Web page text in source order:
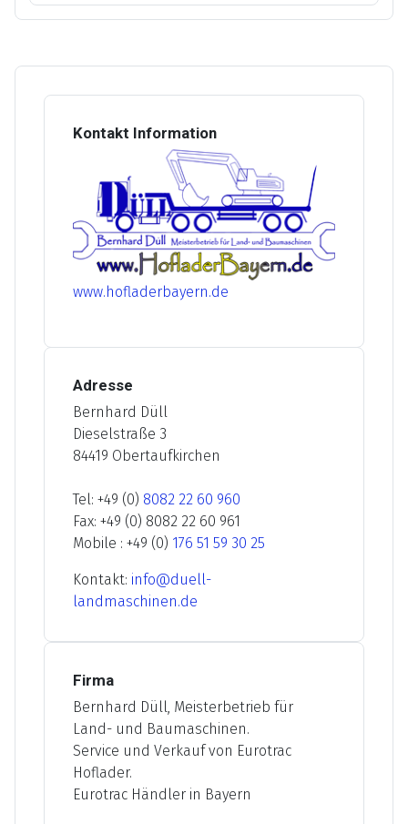
Kontakt Information
www.hofladerbayern.de
Adresse
Bernhard Düll
Dieselstraße 3
84419 Obertaufkirchen
Tel: +49 (0) 8082 22 60 960
Fax: +49 (0) 8082 22 60 961
Mobile : +49 (0) 176 51 59 30 25
Kontakt: info@duell-
landmaschinen.de
Firma
Bernhard Düll, Meisterbetrieb für
Land- und Baumaschinen.
Service und Verkauf von Eurotrac
Hoflader.
Eurotrac Händler in Bayern